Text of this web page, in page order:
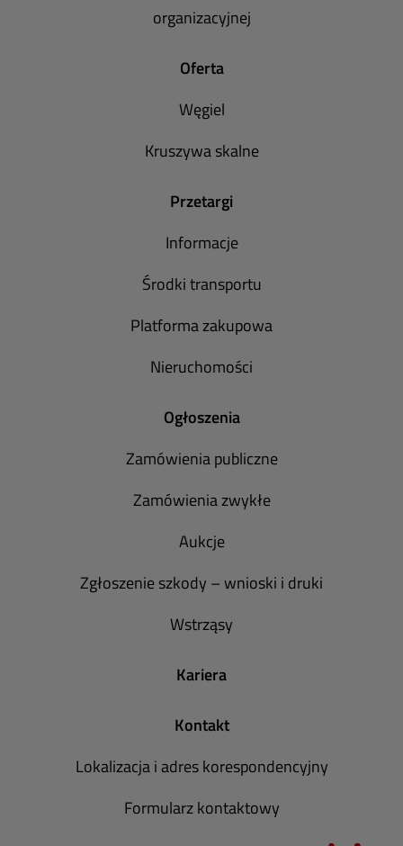
organizacyjnej
Oferta
Węgiel
Kruszywa skalne
Przetargi
Informacje
Środki transportu
Platforma zakupowa
Nieruchomości
Ogłoszenia
Zamówienia publiczne
Zamówienia zwykłe
Aukcje
Zgłoszenie szkody – wnioski i druki
Wstrząsy
Kariera
Kontakt
Lokalizacja i adres korespondencyjny
Formularz kontaktowy